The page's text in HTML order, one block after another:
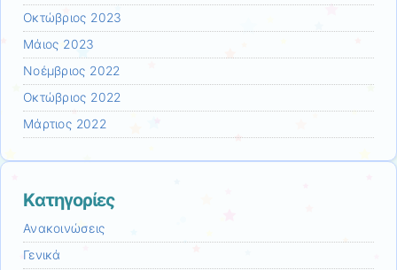
Οκτώβριος 2023
Μάιος 2023
Νοέμβριος 2022
Οκτώβριος 2022
Μάρτιος 2022
Kατηγορίες
Ανακοινώσεις
Γενικά